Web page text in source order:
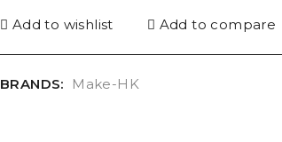
Add to wishlist
Add to compare
BRANDS: Make-HK